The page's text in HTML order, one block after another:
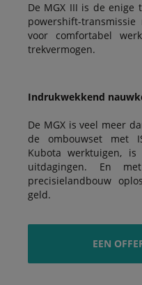
De MGX III is de enige
powershift-
voor comfortabel
trekvermogen.
Indrukwekkend
De MGX is veel meer
de ombouwset met
Kubota werktuigen,
uitdagingen. En
precisielandbouw
geld.
EEN